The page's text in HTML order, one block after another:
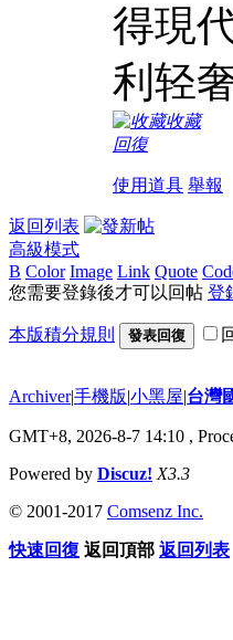
得現
利轻
收藏
回復
使用道具 舉報
返回列表
高級模式
B Color Image Link Quote
您需要登錄後才可以回帖 登
本版積分規則 發表回復
Archiver|手機版|小黑屋|台灣
GMT+8, 2026-8-7 14:10 ,
Powered by Discuz! X3.3
© 2001-2017 Comsenz Inc.
快速回復 返回頂部 返回列表